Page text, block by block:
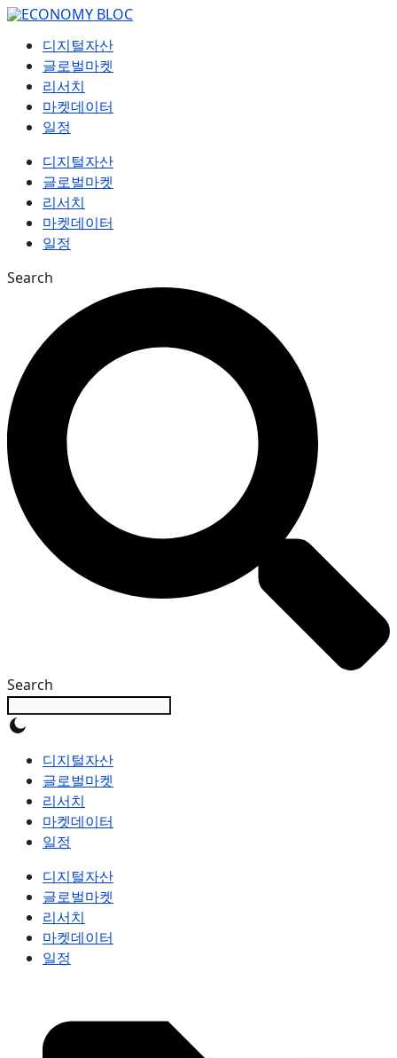
컨
디지털자산
글로벌마켓
리서치
마켓데이터
일정
디지털자산
글로벌마켓
리서치
마켓데이터
일정
Search
Search
디지털자산
글로벌마켓
리서치
마켓데이터
일정
디지털자산
글로벌마켓
리서치
마켓데이터
일정